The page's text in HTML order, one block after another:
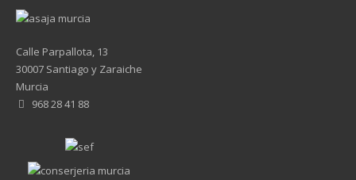
Calle Parpallota, 13
30007 Santiago y Zaraiche
Murcia
968 28 41 88